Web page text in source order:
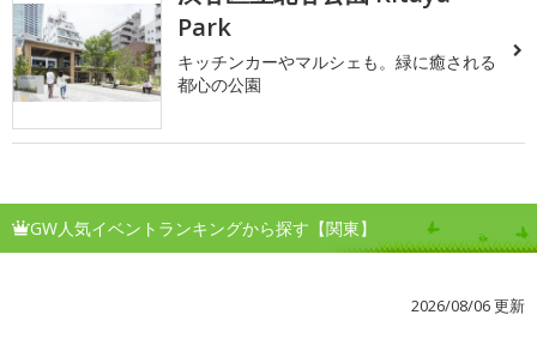
Park
キッチンカーやマルシェも。緑に癒される
都心の公園
GW人気イベントランキングから探す【関東】
2026/08/06 更新